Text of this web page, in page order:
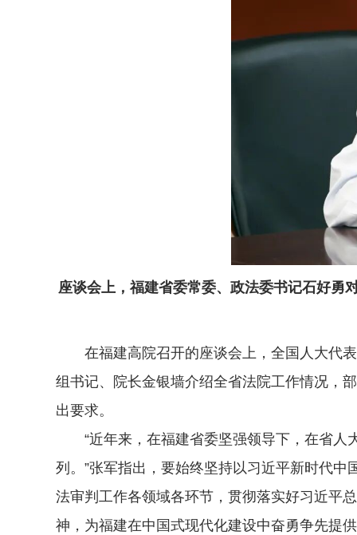
座谈会上，福建省委常委、政法委书记石好勇
在福建高院召开的座谈会上，全国人大代表
组书记、院长金银墙介绍全省法院工作情况，
出要求。
“近年来，在福建省委坚强领导下，在省人
列。”张军指出，要始终坚持以习近平新时代
法审判工作各领域各环节，贯彻落实好习近平
神，为福建在中国式现代化建设中奋勇争先提